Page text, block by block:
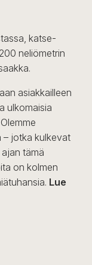
katse-
neliömetrin
asiakkailleen
ulkomaisia
– jotka kulkevat
tämä
on kolmen
Lue